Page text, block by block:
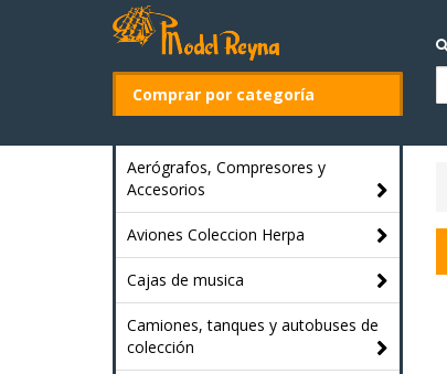
Comprar por categoría
Aerógrafos, Compresores y
Accesorios
Aviones Coleccion Herpa
Cajas de musica
Camiones, tanques y autobuses de
colección